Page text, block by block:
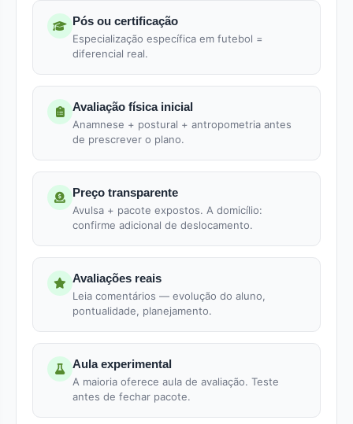
Pós ou certificação
Especialização específica em futebol =
diferencial real.
Avaliação física inicial
Anamnese + postural + antropometria antes
de prescrever o plano.
Preço transparente
Avulsa + pacote expostos. A domicílio:
confirme adicional de deslocamento.
Avaliações reais
Leia comentários — evolução do aluno,
pontualidade, planejamento.
Aula experimental
A maioria oferece aula de avaliação. Teste
antes de fechar pacote.